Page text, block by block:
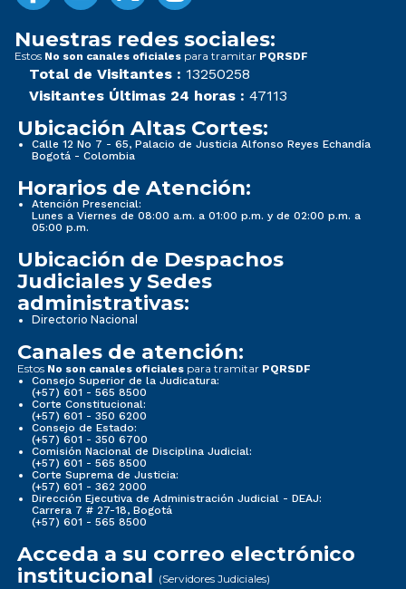
Nuestras redes sociales:
Estos No son canales oficiales para tramitar PQRSDF
Total de Visitantes : 13250258
Visitantes Últimas 24 horas : 47113
Ubicación Altas Cortes:
Calle 12 No 7 - 65, Palacio de Justicia Alfonso Reyes Echandía
Bogotá - Colombia
Horarios de Atención:
Atención Presencial:
Lunes a Viernes de 08:00 a.m. a 01:00 p.m. y de 02:00 p.m. a
05:00 p.m.
Ubicación de Despachos
Judiciales y Sedes
administrativas:
Directorio Nacional
Canales de atención:
Estos No son canales oficiales para tramitar PQRSDF
Consejo Superior de la Judicatura:
(+57) 601 - 565 8500
Corte Constitucional:
(+57) 601 - 350 6200
Consejo de Estado:
(+57) 601 - 350 6700
Comisión Nacional de Disciplina Judicial:
(+57) 601 - 565 8500
Corte Suprema de Justicia:
(+57) 601 - 362 2000
Dirección Ejecutiva de Administración Judicial - DEAJ:
Carrera 7 # 27-18, Bogotá
(+57) 601 - 565 8500
Acceda a su correo electrónico
institucional (Servidores Judiciales)